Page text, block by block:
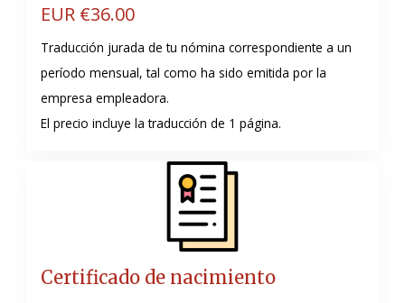
EUR €36.00
Traducción jurada de tu nómina correspondiente a un
período mensual, tal como ha sido emitida por la
empresa empleadora.
El precio incluye la traducción de 1 página.
Certificado de nacimiento